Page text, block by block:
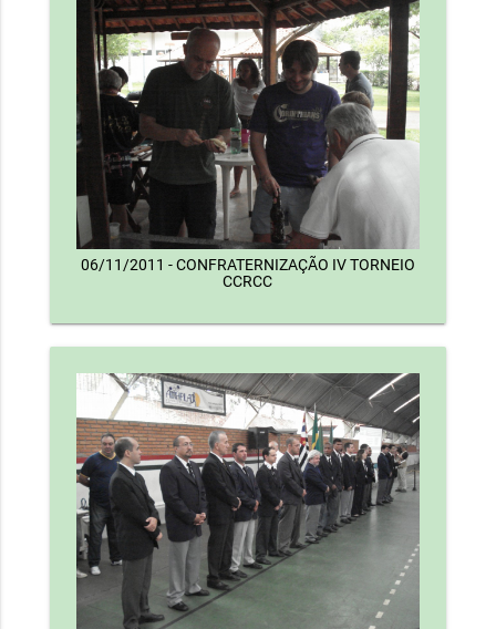
06/11/2011 - CONFRATERNIZAÇÃO IV TORNEIO
CCRCC